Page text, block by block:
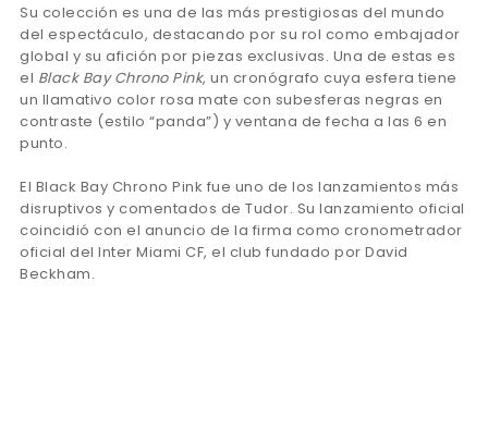
Su colección es una de las más prestigiosas del mundo
del espectáculo, destacando por su rol como embajador
global y su afición por piezas exclusivas. Una de estas es
el Black Bay Chrono Pink, un cronógrafo cuya esfera tiene
un llamativo color rosa mate con subesferas negras en
contraste (estilo “panda”) y ventana de fecha a las 6 en
punto.
El Black Bay Chrono Pink fue uno de los lanzamientos más
disruptivos y comentados de Tudor. Su lanzamiento oficial
coincidió con el anuncio de la firma como cronometrador
oficial del Inter Miami CF, el club fundado por David
Beckham.